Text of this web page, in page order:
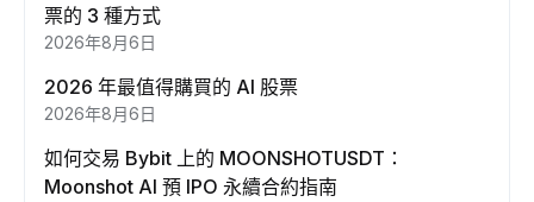
票的 3 種方式
2026年8月6日
2026 年最值得購買的 AI 股票
2026年8月6日
如何交易 Bybit 上的 MOONSHOTUSDT：
Moonshot AI 預 IPO 永續合約指南